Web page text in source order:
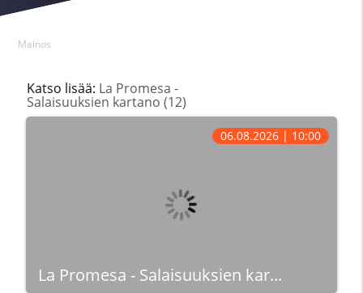
Mainos
Katso lisää: La Promesa -
Salaisuuksien kartano (12)
La Promesa - Salaisuuksien kar...
06.08.2026 | 10:00